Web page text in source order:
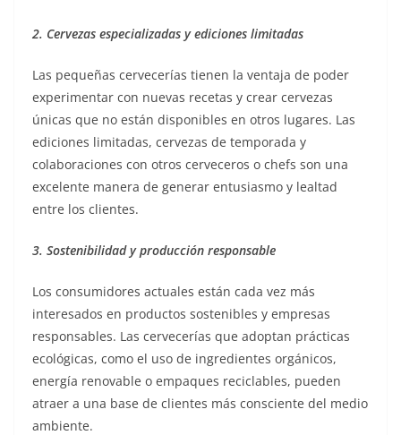
2. Cervezas especializadas y ediciones limitadas
Las pequeñas cervecerías tienen la ventaja de poder
experimentar con nuevas recetas y crear cervezas
únicas que no están disponibles en otros lugares. Las
ediciones limitadas, cervezas de temporada y
colaboraciones con otros cerveceros o chefs son una
excelente manera de generar entusiasmo y lealtad
entre los clientes.
3. Sostenibilidad y producción responsable
Los consumidores actuales están cada vez más
interesados en productos sostenibles y empresas
responsables. Las cervecerías que adoptan prácticas
ecológicas, como el uso de ingredientes orgánicos,
energía renovable o empaques reciclables, pueden
atraer a una base de clientes más consciente del medio
ambiente.